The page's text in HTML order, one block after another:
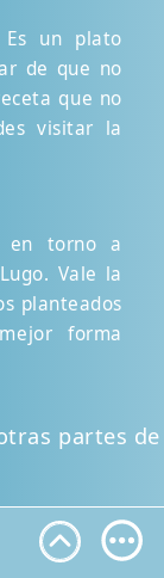
Es un plato
de que no
que no
visitar la
en torno a
Vale la
planteados
forma
partes de